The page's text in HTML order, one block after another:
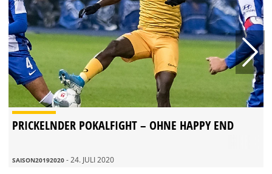
PRICKELNDER POKALFIGHT – OHNE HAPPY END
SAISON20192020 - 24. JULI 2020